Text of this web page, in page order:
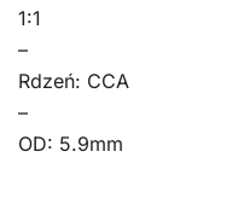
1:1
–
Rdzeń: CCA
–
OD: 5.9mm